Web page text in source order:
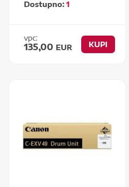
Dostupno:1
vpc:
135,00 EUR KUPI